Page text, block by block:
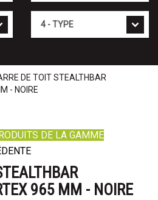
DE TOIT STEALTHBAR
- NOIRE
DE LA GAMME
965 MM - NOIRE